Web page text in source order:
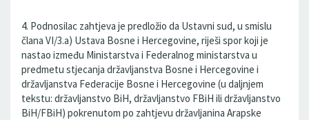
4. Podnosilac zahtjeva je predložio da Ustavni sud, u smislu
člana VI/3.a) Ustava Bosne i Hercegovine, riješi spor koji je
nastao između Ministarstva i Federalnog ministarstva u
predmetu stjecanja državljanstva Bosne i Hercegovine i
državljanstva Federacije Bosne i Hercegovine (u daljnjem
tekstu: državljanstvo BiH, državljanstvo FBiH ili državljanstvo
BiH/FBiH) pokrenutom po zahtjevu državljanina Arapske